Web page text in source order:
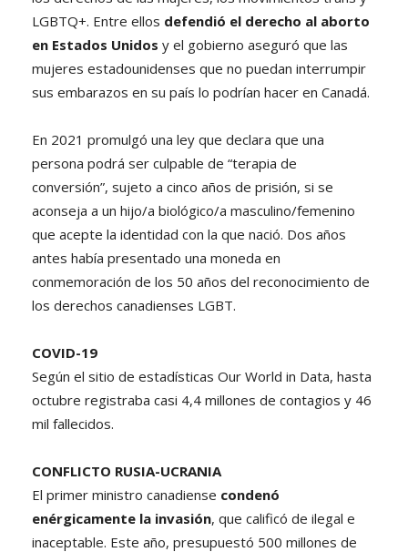
LGBTQ+. Entre ellos defendió el derecho al aborto
en Estados Unidos y el gobierno aseguró que las
mujeres estadounidenses que no puedan interrumpir
sus embarazos en su país lo podrían hacer en Canadá.
En 2021 promulgó una ley que declara que una
persona podrá ser culpable de “terapia de
conversión”, sujeto a cinco años de prisión, si se
aconseja a un hijo/a biológico/a masculino/femenino
que acepte la identidad con la que nació. Dos años
antes había presentado una moneda en
conmemoración de los 50 años del reconocimiento de
los derechos canadienses LGBT.
COVID-19
Según el sitio de estadísticas Our World in Data, hasta
octubre registraba casi 4,4 millones de contagios y 46
mil fallecidos.
CONFLICTO RUSIA-UCRANIA
El primer ministro canadiense condenó
enérgicamente la invasión, que calificó de ilegal e
inaceptable. Este año, presupuestó 500 millones de